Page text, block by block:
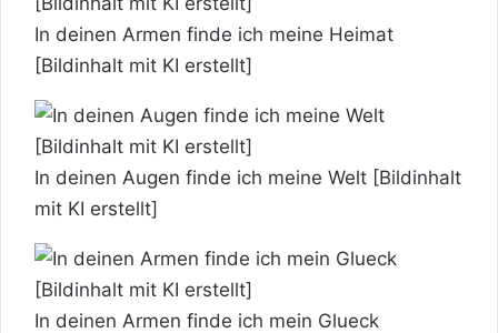
In deinen Armen finde ich meine Heimat
[Bildinhalt mit KI erstellt]
In deinen Augen finde ich meine Welt [Bildinhalt
mit KI erstellt]
In deinen Armen finde ich mein Glueck